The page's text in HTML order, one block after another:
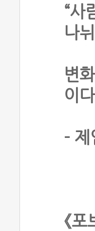
“사
나
변
이
-
《